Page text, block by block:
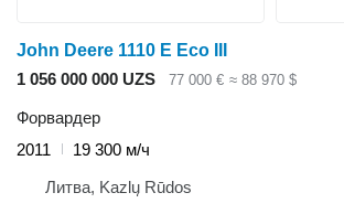
John Deere 1110 E Eco III
1 056 000 000 UZS
77 000 € ≈ 88 970 $
Форвардер
2011
19 300 м/ч
Литва, Kazlų Rūdos